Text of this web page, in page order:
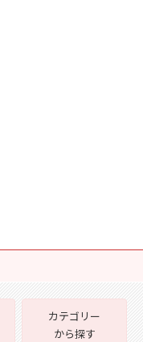
カテゴリー
から探す